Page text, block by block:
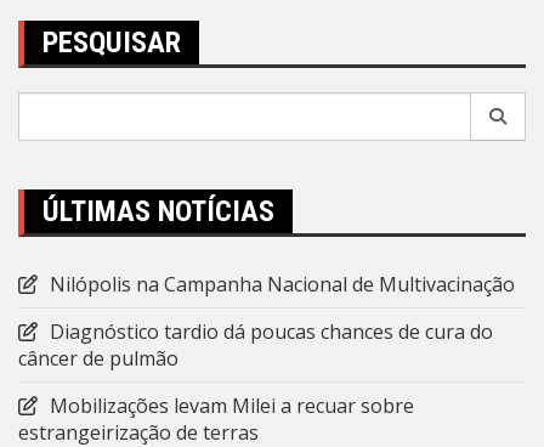
PESQUISAR
ÚLTIMAS NOTÍCIAS
Nilópolis na Campanha Nacional de Multivacinação
Diagnóstico tardio dá poucas chances de cura do
câncer de pulmão
Mobilizações levam Milei a recuar sobre
estrangeirização de terras